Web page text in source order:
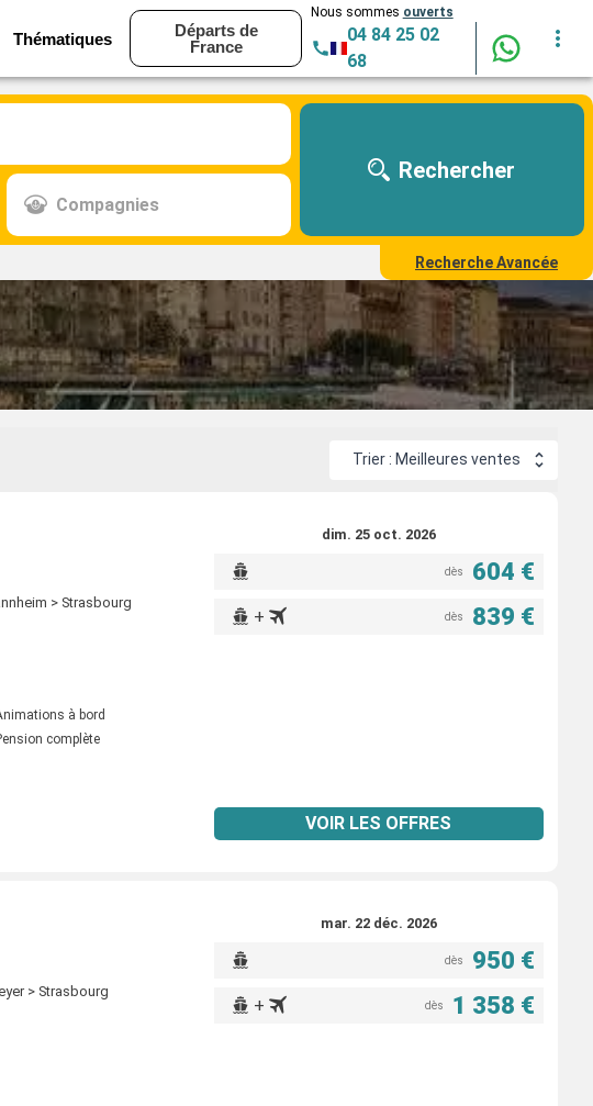
Thématiques
Départs de
France
Nous sommes ouverts
04 84 25 02
68
Compagnies
Rechercher
Recherche Avancée
Trier : Meilleures ventes
> Strasbourg
à bord
complète
dim. 25 oct. 2026
dès 604 €
+ dès 839 €
VOIR LES OFFRES
> Strasbourg
mar. 22 déc. 2026
dès 950 €
+ dès 1 358 €